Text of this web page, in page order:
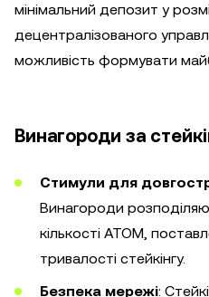
мінімальний депозит у
децентралізованого
можливість формувати
Винагороди за
Стимули для
Винагороди
кількості ATOM,
тривалості стейкінгу.
Безпека мережі: